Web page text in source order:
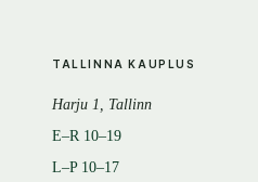
TALLINNA KAUPLUS
Harju 1, Tallinn
E–R 10–19
L–P 10–17